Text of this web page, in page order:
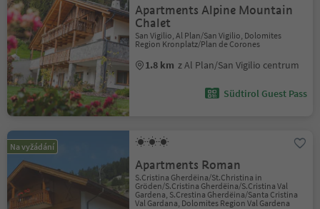
Apartments Alpine Mountain
Chalet
San Vigilio, Al Plan/San Vigilio, Dolomites
Region Kronplatz/Plan de Corones
1.8 km z Al Plan/San Vigilio centrum
Südtirol Guest Pass
Na vyžádání
Apartments Roman
S.Cristina Gherdëina/St.Christina in
Gröden/S.Cristina Gherdëina/S.Cristina Val
Gardena, S.Crestina Gherdëina/Santa Cristina
Val Gardana, Dolomites Region Val Gardena